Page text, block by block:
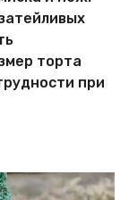
торта
при